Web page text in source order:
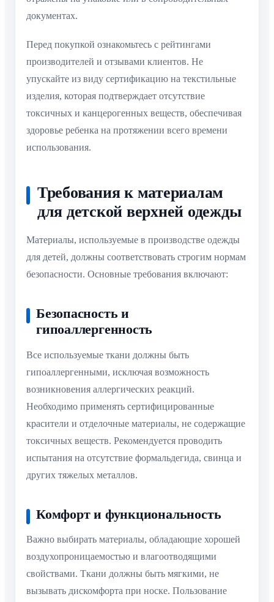
документах.
Перед покупкой ознакомьтесь с рейтингами
производителей и отзывами клиентов. Не
упускайте из виду сертификацию на текстильные
изделия, которая подтверждает отсутствие
токсичных и канцерогенных веществ, обеспечивая
здоровье ребенка на протяжении всего времени
использования.
Требования к материалам
для детской верхней одежды
Материалы, используемые в производстве одежды
для детей, должны соответствовать строгим нормам
безопасности. Основные требования включают:
Безопасность и
гипоаллергенность
Все используемые ткани должны быть
гипоаллергенными, исключая возможность
возникновения аллергических реакций.
Необходимо применять сертифицированные
красители и отделочные материалы, не содержащие
токсичных веществ. Рекомендуется проводить
испытания на отсутствие формальдегида, свинца и
других тяжелых металлов.
Комфорт и функциональность
Важно выбирать материалы, обладающие хорошей
воздухопроницаемостью и влагоотводящими
свойствами. Ткани должны быть мягкими, не
вызывать дискомфорта при носке. Пользование